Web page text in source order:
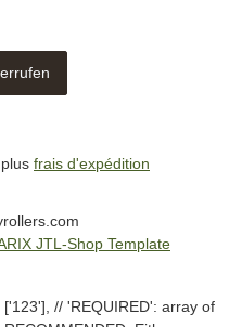
frais d'expédition
JTL-Shop Template
// 'REQUIRED': array of